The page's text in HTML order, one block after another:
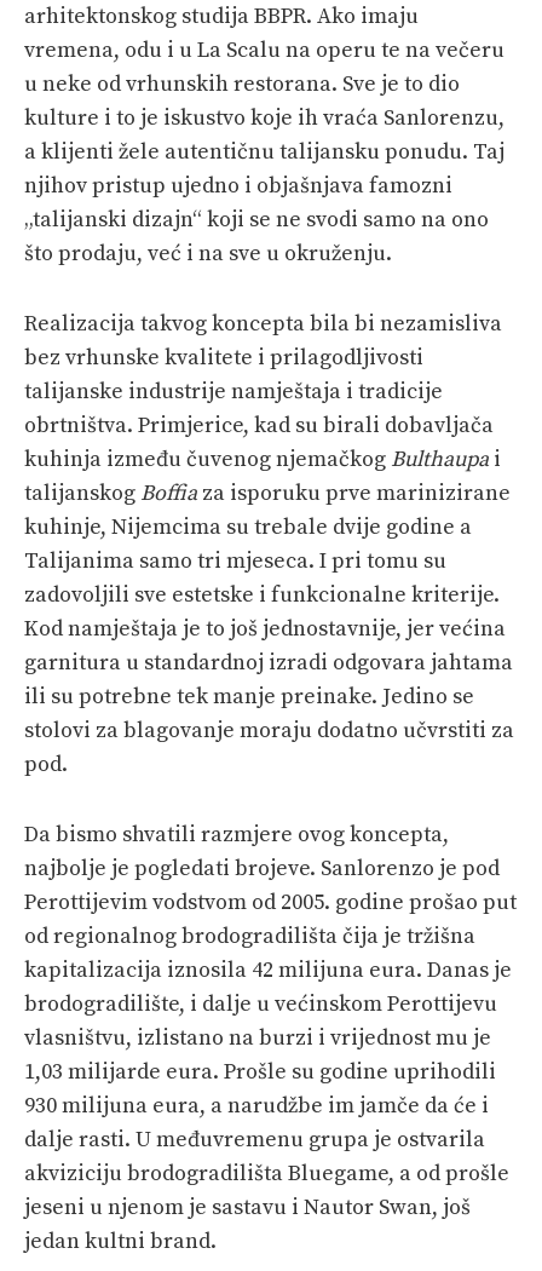
arhitektonskog studija BBPR. Ako imaju
vremena, odu i u La Scalu na operu te na večeru
u neke od vrhunskih restorana. Sve je to dio
kulture i to je iskustvo koje ih vraća Sanlorenzu,
a klijenti žele autentičnu talijansku ponudu. Taj
njihov pristup ujedno i objašnjava famozni
„talijanski dizajn“ koji se ne svodi samo na ono
što prodaju, već i na sve u okruženju.
Realizacija takvog koncepta bila bi nezamisliva
bez vrhunske kvalitete i prilagodljivosti
talijanske industrije namještaja i tradicije
obrtništva. Primjerice, kad su birali dobavljača
kuhinja između čuvenog njemačkog Bulthaupa i
talijanskog Boffia za isporuku prve marinizirane
kuhinje, Nijemcima su trebale dvije godine a
Talijanima samo tri mjeseca. I pri tomu su
zadovoljili sve estetske i funkcionalne kriterije.
Kod namještaja je to još jednostavnije, jer većina
garnitura u standardnoj izradi odgovara jahtama
ili su potrebne tek manje preinake. Jedino se
stolovi za blagovanje moraju dodatno učvrstiti za
pod.
Da bismo shvatili razmjere ovog koncepta,
najbolje je pogledati brojeve. Sanlorenzo je pod
Perottijevim vodstvom od 2005. godine prošao put
od regionalnog brodogradilišta čija je tržišna
kapitalizacija iznosila 42 milijuna eura. Danas je
brodogradilište, i dalje u većinskom Perottijevu
vlasništvu, izlistano na burzi i vrijednost mu je
1,03 milijarde eura. Prošle su godine uprihodili
930 milijuna eura, a narudžbe im jamče da će i
dalje rasti. U međuvremenu grupa je ostvarila
akviziciju brodogradilišta Bluegame, a od prošle
jeseni u njenom je sastavu i Nautor Swan, još
jedan kultni brand.